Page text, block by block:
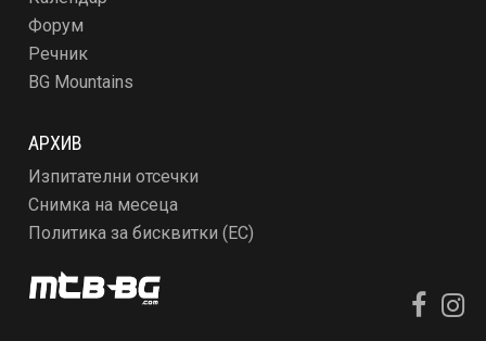
Форум
Речник
BG Mountains
АРХИВ
Изпитателни отсечки
Снимка на месеца
Политика за бисквитки (ЕС)